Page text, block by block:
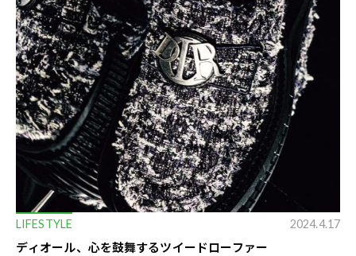
LIFESTYLE 2024.4.17
ディオール、心を鼓舞するツイードローファー